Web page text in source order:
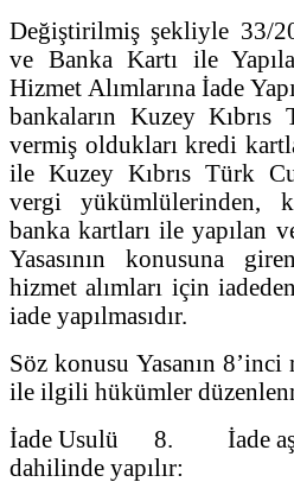
Değiştirilmiş şekliyle 33/
ve Banka Kartı ile
Hizmet Alımlarına İade
bankaların Kuzey Kıbrıs
vermiş oldukları kredi
ile Kuzey Kıbrıs Türk
vergi yükümlülerinden,
banka kartları ile yapılan
Yasasının konusuna
hizmet alımları için
iade yapılmasıdır.
Söz konusu Yasanın
ile ilgili hükümler
İade Usulü 8. İade
dahilinde yapılır: